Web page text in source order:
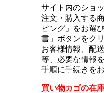
サイト内のショ
注文・購入する
ピング」をお選
書」ボタンをク
お客様情報、配
等、必要な情報
手順に手続きを
買い物カゴの在